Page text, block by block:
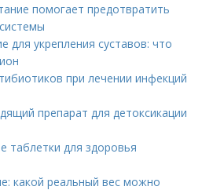
помогает предотвратить
для укрепления суставов: что
при лечении инфекций
препарат для детоксикации
таблетки для здоровья
какой реальный вес можно